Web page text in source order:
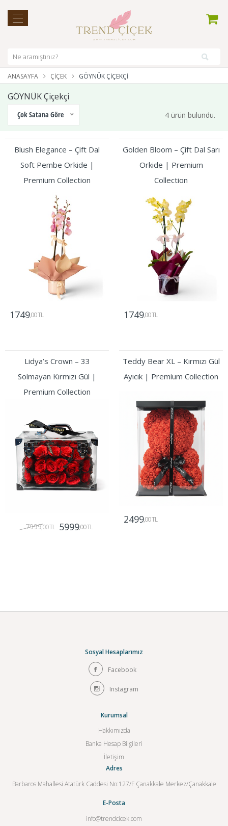
ANASAYFA ÇIÇEK GÖYNÜK ÇIÇEKÇI
GÖYNÜK Çiçekçi
Çok Satana Göre 4 ürün bulundu.
Blush Elegance – Çift Dal
Soft Pembe Orkide |
Premium Collection
1749,00 TL
Golden Bloom – Çift Dal Sarı
Orkide | Premium
Collection
1749,00 TL
Lidya’s Crown – 33
Solmayan Kırmızı Gül |
Premium Collection
7999,00 TL 5999,00 TL
Teddy Bear XL – Kırmızı Gül
Ayıcık | Premium Collection
2499,00 TL
Sosyal Hesaplarımız
Facebook
Instagram
Kurumsal
Hakkımızda
Banka Hesap Bilgileri
İletişim
Adres
Barbaros Mahallesi Atatürk Caddesi No:127/F Çanakkale Merkez/Çanakkale
E-Posta
info@trendcicek.com